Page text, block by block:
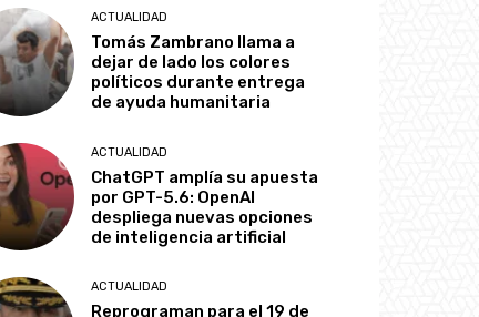
ACTUALIDAD
Tomás Zambrano llama a
dejar de lado los colores
políticos durante entrega
de ayuda humanitaria
ACTUALIDAD
ChatGPT amplía su apuesta
por GPT-5.6: OpenAI
despliega nuevas opciones
de inteligencia artificial
ACTUALIDAD
Reprograman para el 19 de